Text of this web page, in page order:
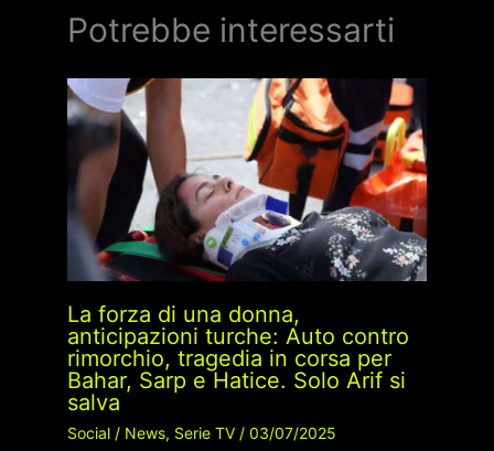
Potrebbe interessarti
La forza di una donna,
anticipazioni turche: Auto contro
rimorchio, tragedia in corsa per
Bahar, Sarp e Hatice. Solo Arif si
salva
Social/ News, Serie TV/ 03/07/2025